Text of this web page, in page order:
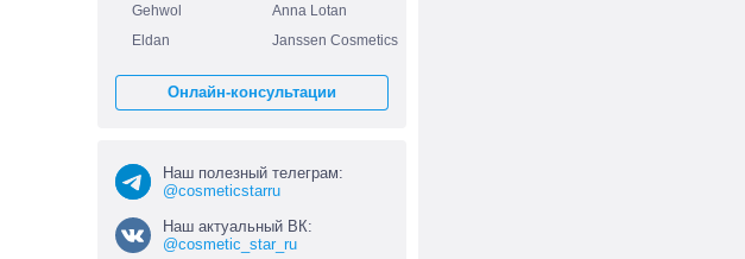
Gehwol
Anna Lotan
Eldan
Janssen Cosmetics
Онлайн-консультации
Наш полезный телеграм:
@cosmeticstarru
Наш актуальный ВК:
@cosmetic_star_ru